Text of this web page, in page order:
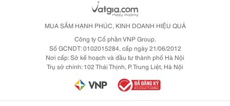
MUA SẮM HẠNH PHÚC, KINH DOANH HIỆU QUẢ
Công ty Cổ phần VNP Group.
Số GCNDT: 0102015284, cấp ngày 21/06/2012
Nơi cấp: Sở kế hoạch và đầu tư thành phố Hà Nội
Trụ sở chính: 102 Thái Thịnh, P. Trung Liệt, Hà Nội